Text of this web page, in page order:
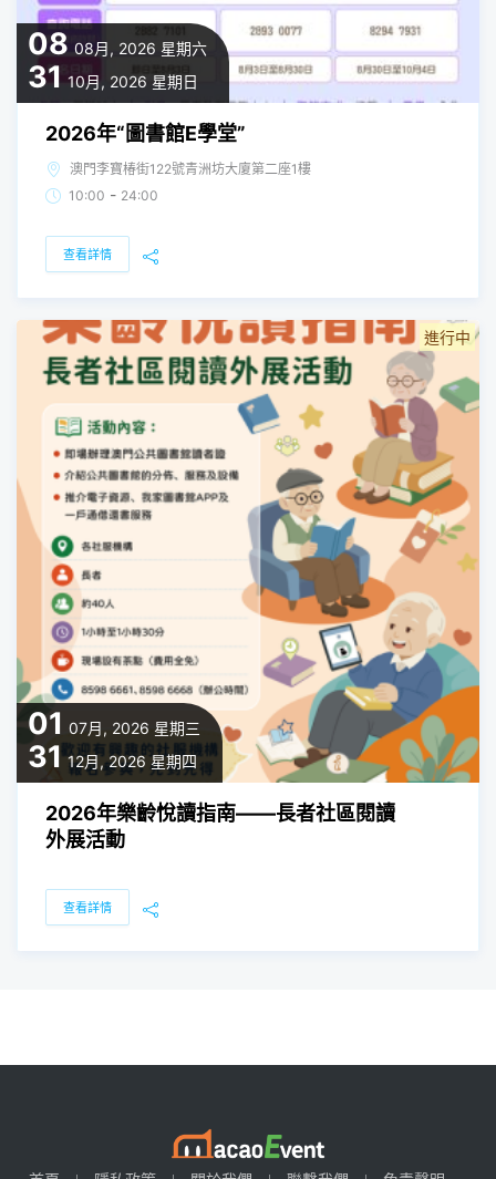
08 08月, 2026 星期六
31 10月, 2026 星期日
2026年“圖書館E學堂”
澳門李寶椿街122號青洲坊大廈第二座1樓
10:00 - 24:00
查看詳情
01 07月, 2026 星期三
31 12月, 2026 星期四
進行中
2026年樂齡悅讀指南——長者社區閱讀
外展活動
查看詳情